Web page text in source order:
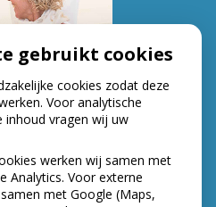
gebruikt cookies
cookies zodat deze
Voor analytische
inhoud vragen wij uw
werken wij samen met
Analytics. Voor externe
met Google (Maps,